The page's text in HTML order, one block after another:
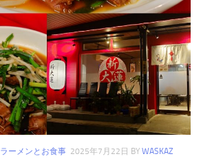
ラーメンとお食事 2025年7月22日 BY WASKAZ